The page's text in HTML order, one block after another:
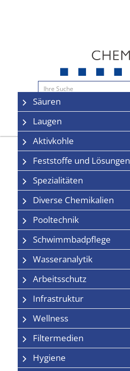
Navigation
Säuren
Laugen
Aktivkohle
Feststoffe und Lösungen
Spezialitäten
Diverse Chemikalien
Pooltechnik
Schwimmbadpflege
Wasseranalytik
Arbeitsschutz
Infrastruktur
Wellness
Filtermedien
Hygiene